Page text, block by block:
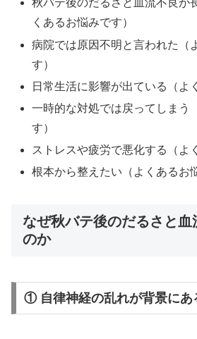
秋バテ後のだるさと血流不良が
くあるお悩みです）
病院では原因不明と言われた（
す）
日常生活に影響が出ている（よ
一時的な対処では戻ってしまう
す）
ストレスや疲労で悪化する（よ
根本から整えたい（よくあるお
なぜ秋バテ後のだるさと血
のか
① 自律神経の乱れが背景にあ